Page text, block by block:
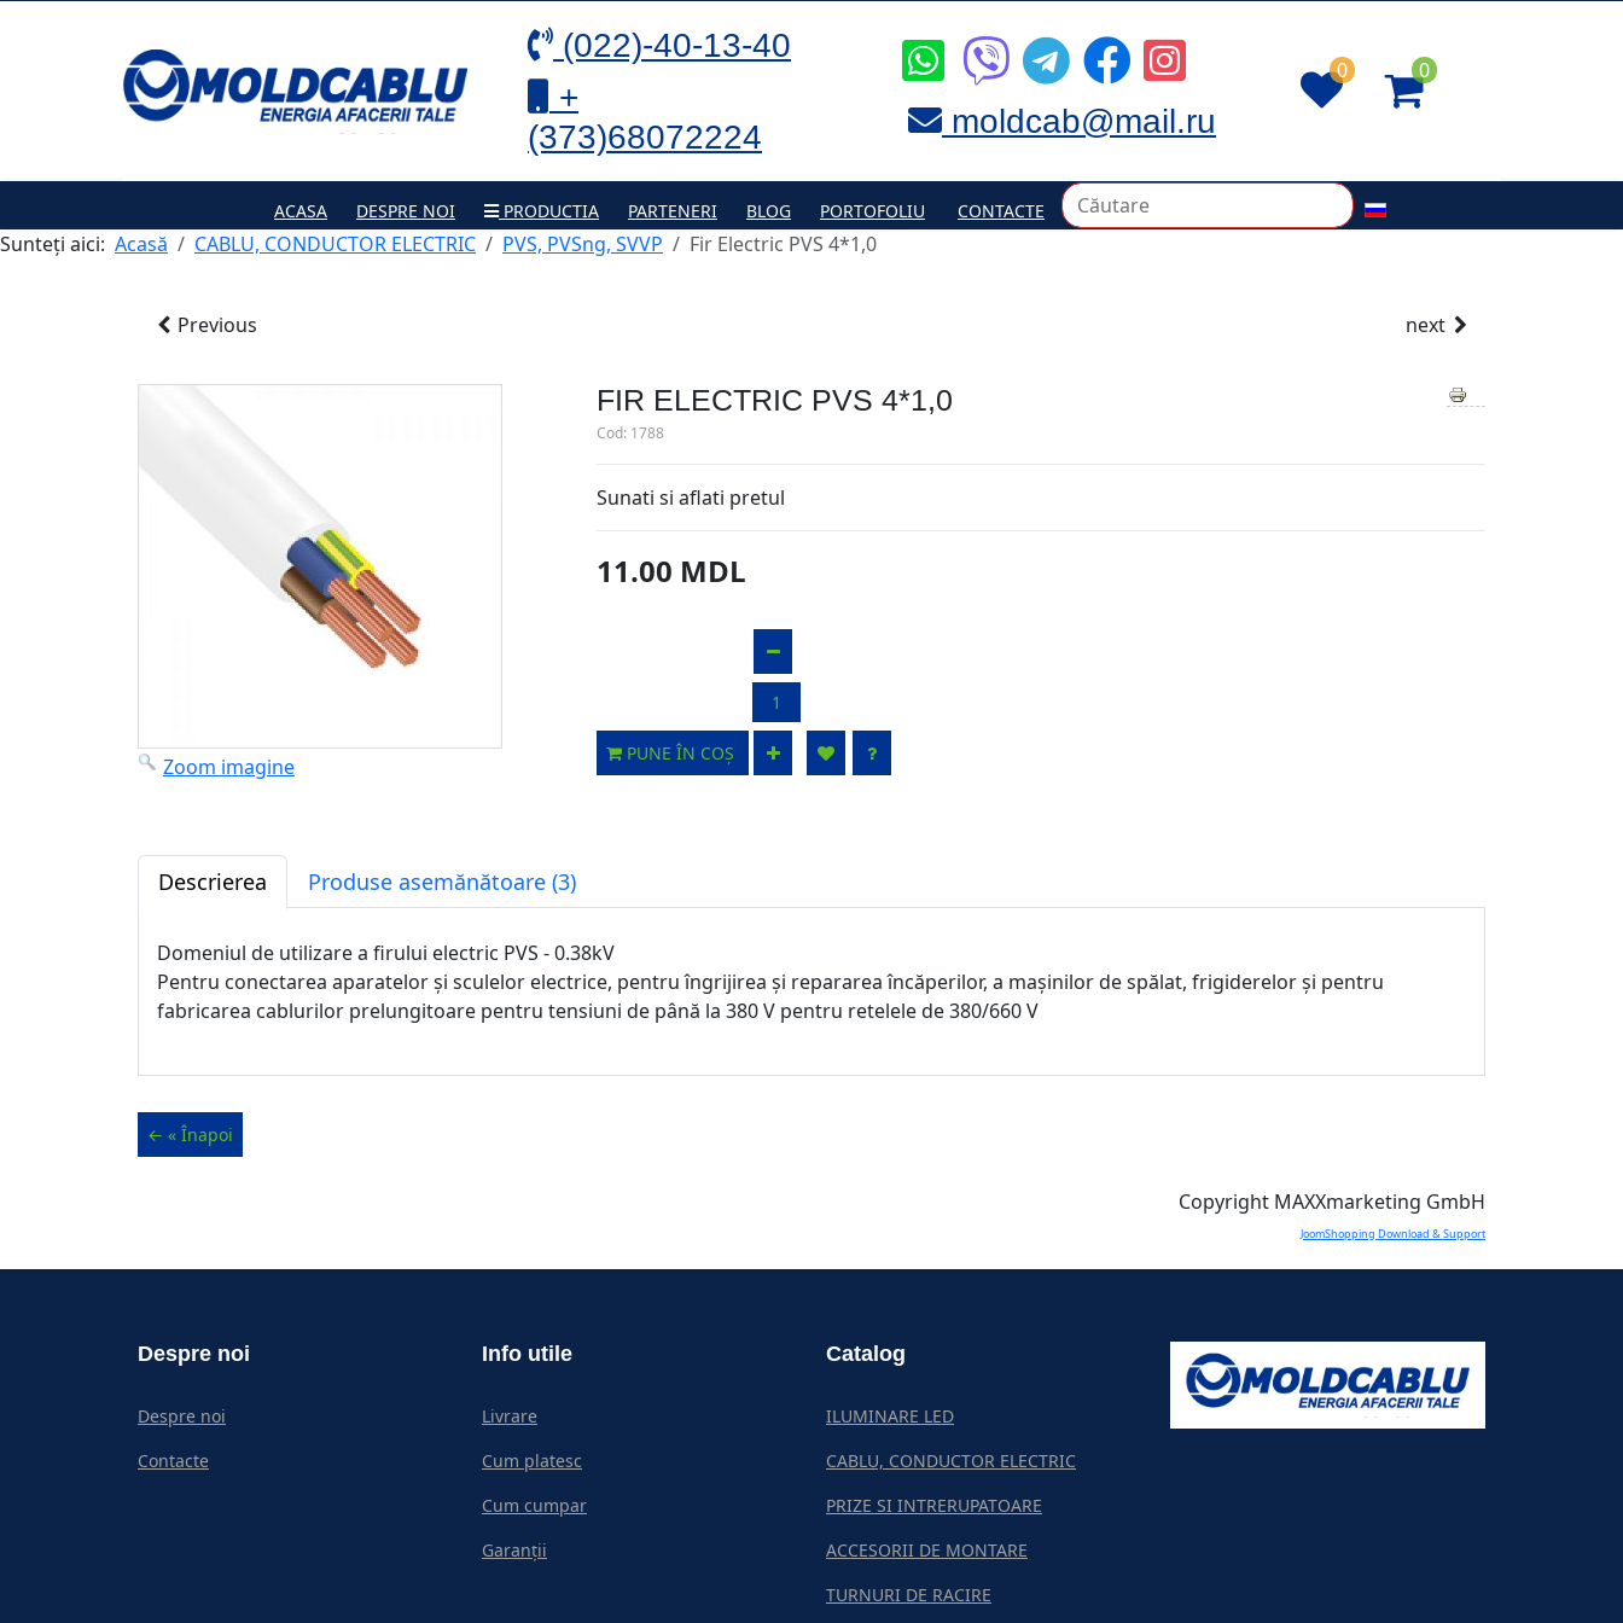
(022)-40-13-40
+
(373)68072224
moldcab@mail.ru
0 0
ACASA DESPRE NOI PRODUCTIA PARTENERI BLOG PORTOFOLIU CONTACTE
Sunteți aici: Acasă CABLU, CONDUCTOR ELECTRIC PVS, PVSng, SVVP Fir Electric PVS 4*1,0
Previous next
Zoom imagine
FIR ELECTRIC PVS 4*1,0
Cod: 1788
Sunati si aflati pretul
11.00 MDL
PUNE ÎN COȘ
Descrierea Produse asemănătoare (3)
Domeniul de utilizare a firului electric PVS - 0.38kV
Pentru conectarea aparatelor și sculelor electrice, pentru îngrijirea și repararea încăperilor, a mașinilor de spălat, frigiderelor și pentru
fabricarea cablurilor prelungitoare pentru tensiuni de până la 380 V pentru retelele de 380/660 V
Copyright MAXXmarketing GmbH
JoomShopping Download & Support
Despre noi
Despre noi
Contacte
Info utile
Livrare
Cum platesc
Cum cumpar
Garanții
Catalog
ILUMINARE LED
CABLU, CONDUCTOR ELECTRIC
PRIZE SI INTRERUPATOARE
ACCESORII DE MONTARE
TURNURI DE RACIRE